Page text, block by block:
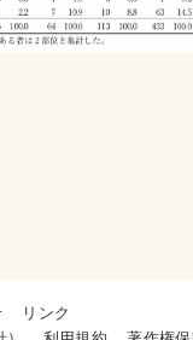
リンク